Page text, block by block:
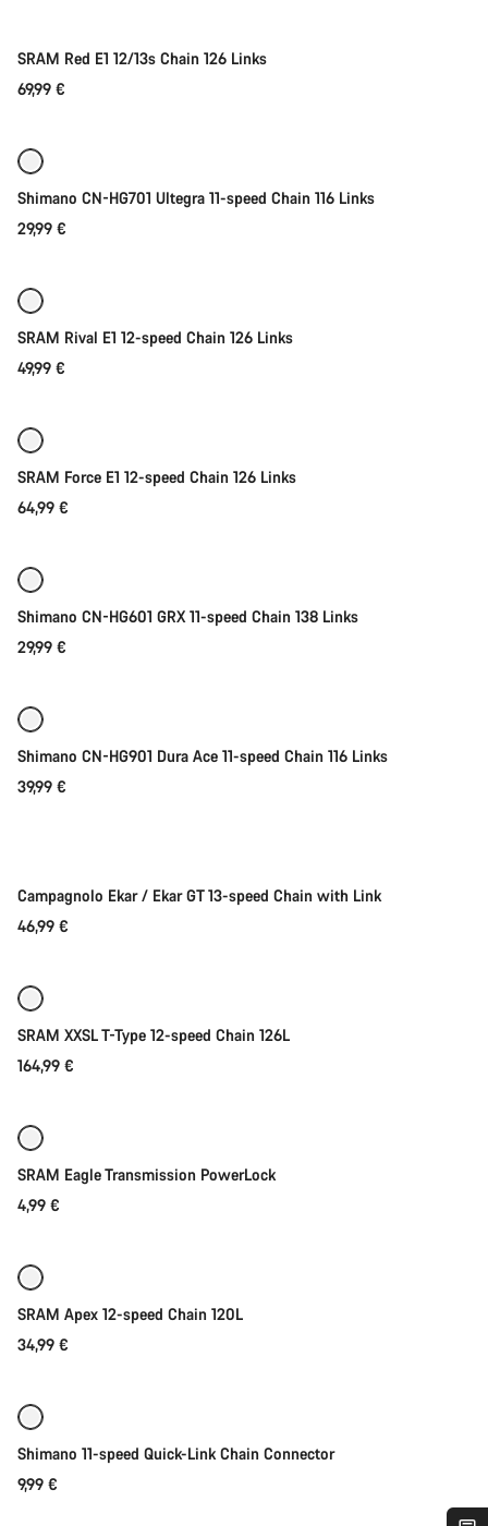
SRAM Red E1 12/13s Chain 126 Links
69,99 €
Shimano CN-HG701 Ultegra 11-speed Chain 116 Links
29,99 €
SRAM Rival E1 12-speed Chain 126 Links
49,99 €
SRAM Force E1 12-speed Chain 126 Links
64,99 €
Shimano CN-HG601 GRX 11-speed Chain 138 Links
29,99 €
Shimano CN-HG901 Dura Ace 11-speed Chain 116 Links
39,99 €
Campagnolo Ekar / Ekar GT 13-speed Chain with Link
46,99 €
SRAM XXSL T-Type 12-speed Chain 126L
164,99 €
SRAM Eagle Transmission PowerLock
4,99 €
SRAM Apex 12-speed Chain 120L
34,99 €
Shimano 11-speed Quick-Link Chain Connector
9,99 €